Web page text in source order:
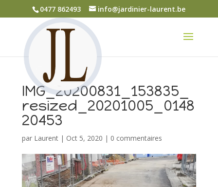
0477 862493 info@jardinier-laurent.be
IMG_20200831_153835_
resized_20201005_0148
20453
par Laurent| Oct 5, 2020 | 0 commentaires